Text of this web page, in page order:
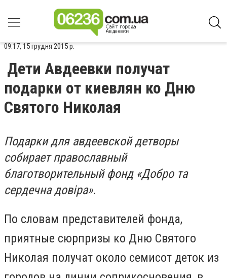
09:17, 15 грудня 2015 р.
Дети Авдеевки получат
подарки от киевлян ко Дню
Святого Николая
Подарки для авдеевской детворы
собирает православный
благотворительный фонд «Добро та
сердечна довіра».
По словам представителей фонда,
приятные сюрпризы ко Дню Святого
Николая получат около семисот деток из